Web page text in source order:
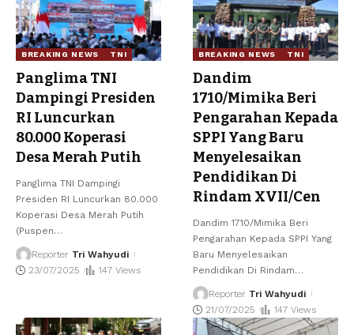
BREAKING NEWS TNI
Panglima TNI
Dampingi Presiden
RI Luncurkan
80.000 Koperasi
Desa Merah Putih
Panglima TNI Dampingi
Presiden RI Luncurkan 80.000
Koperasi Desa Merah Putih
(Puspen…
Reporter Tri Wahyudi
23/07/2025
147 Views
BREAKING NEWS TNI
Dandim
1710/Mimika Beri
Pengarahan Kepada
SPPI Yang Baru
Menyelesaikan
Pendidikan Di
Rindam XVII/Cen
Dandim 1710/Mimika Beri
Pengarahan Kepada SPPI Yang
Baru Menyelesaikan
Pendidikan Di Rindam…
Reporter Tri Wahyudi
21/07/2025
147 Views